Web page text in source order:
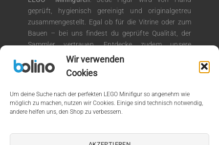
Wir verwenden
Cookies
Um deine Suche nach der perfekten LEGO Minifigur so angenehm wie
möglich zu machen, nutzen wir Cookies. Einige sind technisch notwendig,
andere helfen uns, den Shop zu verbessern.
geprüft, hygienisch gereinigt und originalgetreu
zusammengestellt. Egal ob für die Vitrine oder zum
Bauen – bei uns findest du geprüfte Qualität, der
Sammler vertrauen. Entdecke zudem unsere
Auswahl an LEGO Kiloware für kreative
Bauprojekte.